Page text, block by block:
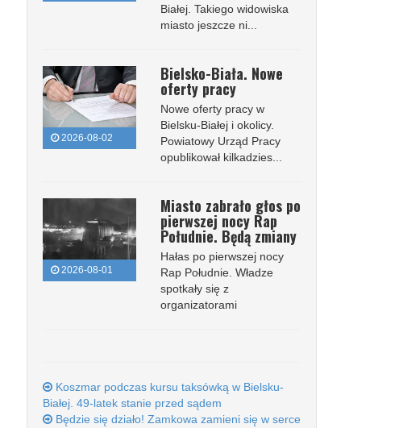
Białej. Takiego widowiska
miasto jeszcze ni...
2026-08-02
Bielsko-Biała. Nowe
oferty pracy
Nowe oferty pracy w
Bielsku-Białej i okolicy.
Powiatowy Urząd Pracy
opublikował kilkadzies...
2026-08-01
Miasto zabrało głos po
pierwszej nocy Rap
Południe. Będą zmiany
Hałas po pierwszej nocy
Rap Południe. Władze
spotkały się z
organizatorami
Koszmar podczas kursu taksówką w Bielsku-
Białej. 49-latek stanie przed sądem
Będzie się działo! Zamkowa zamieni się w serce